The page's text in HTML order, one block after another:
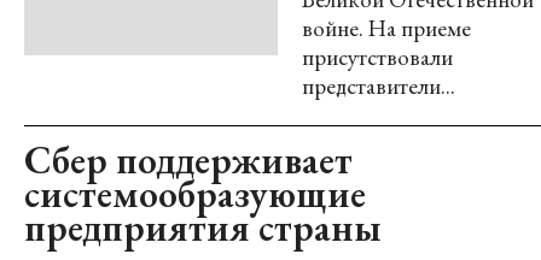
войне. На приеме
присутствовали
представители...
Сбер поддерживает
системообразующие
предприятия страны